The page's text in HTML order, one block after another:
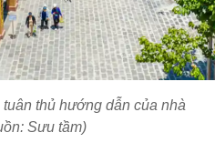
thủ hướng dẫn của nhà
Sưu tầm)